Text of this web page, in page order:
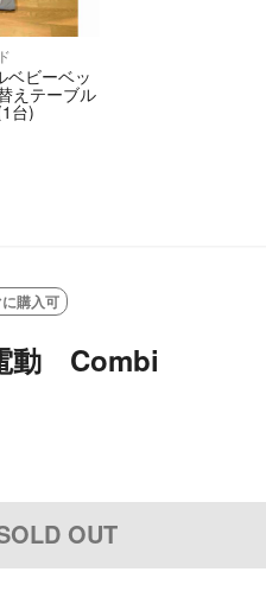
ベビーベッ
えテーブル
台)
購入可
動 Combi
OUT